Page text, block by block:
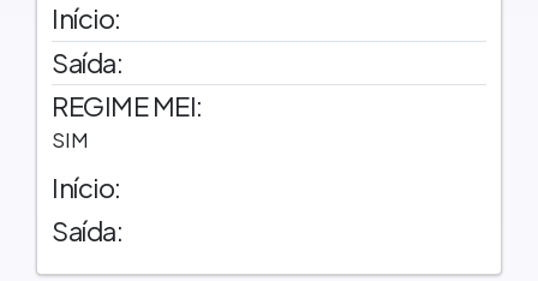
Início:
Saída:
REGIME MEI:
SIM
Início:
Saída: